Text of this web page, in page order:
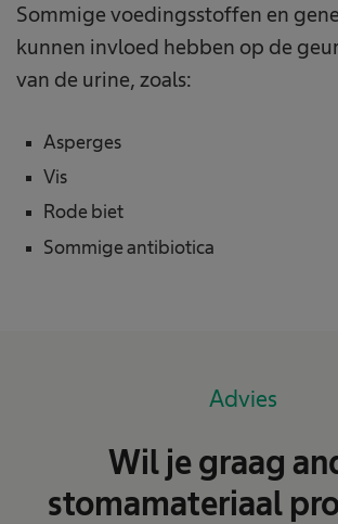
Sommige voedingsstoffen en
kunnen invloed hebben op de
van de urine, zoals:
Asperges
Vis
Rode biet
Sommige antibiotica
Advies
Wil je graag
stomamateriaal